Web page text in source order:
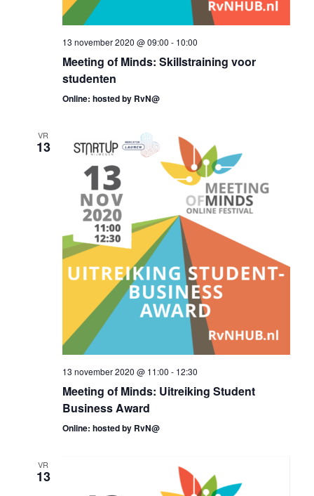
13 november 2020 @ 09:00 - 10:00
Meeting of Minds: Skillstraining voor
studenten
Online: hosted by RvN@
VR
13
13 november 2020 @ 11:00 - 12:30
Meeting of Minds: Uitreiking Student
Business Award
Online: hosted by RvN@
VR
13